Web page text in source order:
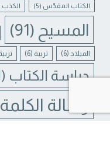
الكتاب المقدّس (5) الكذب
المسيح (91)
الميلاد (6) تربية (6)
دراسة الكتاب (51)
رسالة الكلمة